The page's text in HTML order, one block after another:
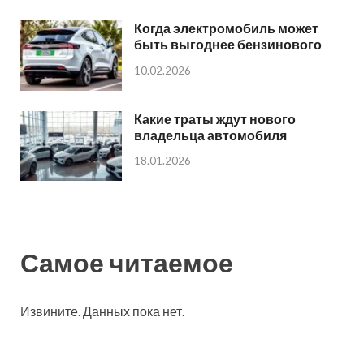
Когда электромобиль может
быть выгоднее бензинового
10.02.2026
Какие траты ждут нового
владельца автомобиля
18.01.2026
Самое читаемое
Извините. Данных пока нет.